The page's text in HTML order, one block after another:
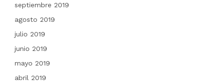
septiembre 2019
agosto 2019
julio 2019
junio 2019
mayo 2019
abril 2019